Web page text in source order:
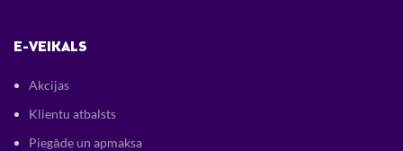
E-VEIKALS
Akcijas
Klientu atbalsts
Piegāde un apmaksa